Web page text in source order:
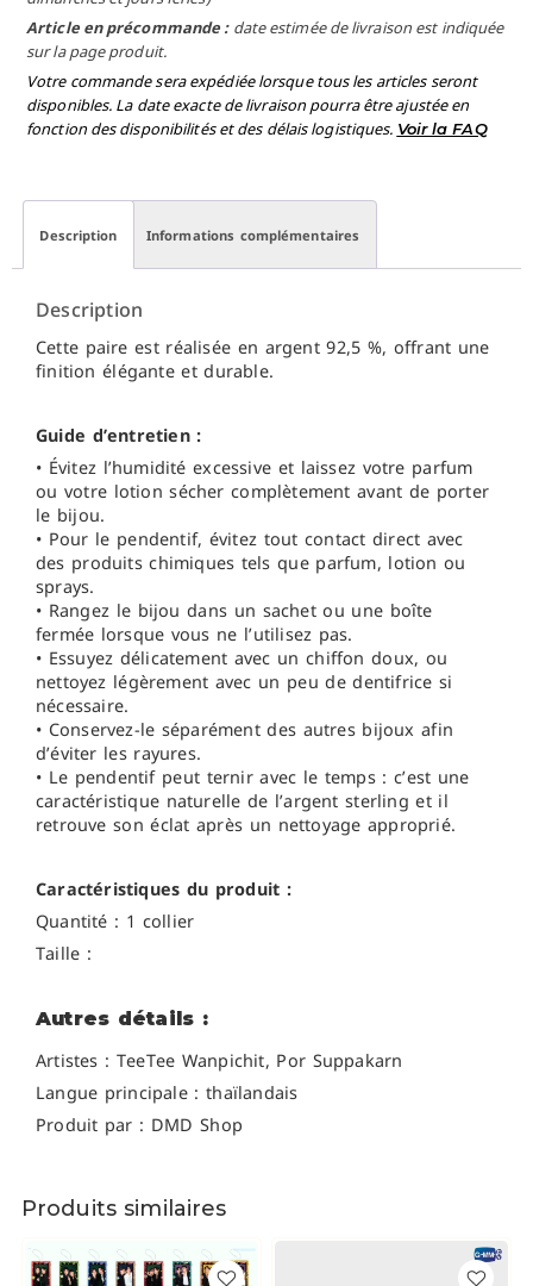
Article en précommande : date estimée de livraison est indiquée
sur la page produit.
Votre commande sera expédiée lorsque tous les articles seront
disponibles. La date exacte de livraison pourra être ajustée en
fonction des disponibilités et des délais logistiques. Voir la FAQ
Description Informations complémentaires
Description
Cette paire est réalisée en argent 92,5 %, offrant une
finition élégante et durable.
Guide d’entretien :
• Évitez l’humidité excessive et laissez votre parfum
ou votre lotion sécher complètement avant de porter
le bijou.
• Pour le pendentif, évitez tout contact direct avec
des produits chimiques tels que parfum, lotion ou
sprays.
• Rangez le bijou dans un sachet ou une boîte
fermée lorsque vous ne l’utilisez pas.
• Essuyez délicatement avec un chiffon doux, ou
nettoyez légèrement avec un peu de dentifrice si
nécessaire.
• Conservez-le séparément des autres bijoux afin
d’éviter les rayures.
• Le pendentif peut ternir avec le temps : c’est une
caractéristique naturelle de l’argent sterling et il
retrouve son éclat après un nettoyage approprié.
Caractéristiques du produit :
Quantité : 1 collier
Taille :
Autres détails :
Artistes : TeeTee Wanpichit, Por Suppakarn
Langue principale : thaïlandais
Produit par : DMD Shop
Produits similaires